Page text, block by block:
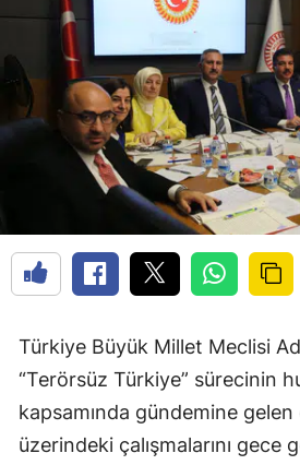
Türkiye Büyük Millet Meclisi
“Terörsüz Türkiye” sürecinin
kapsamında gündemine
üzerindeki çalışmalarını gece